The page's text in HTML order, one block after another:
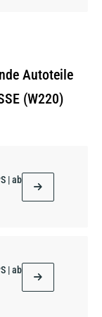
Autoteile
(W220)
| ab
| ab